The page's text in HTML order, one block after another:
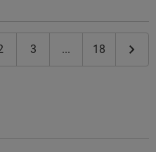
3 ... 18